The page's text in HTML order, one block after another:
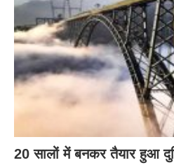
20 सालों में बनकर तैयार हुआ